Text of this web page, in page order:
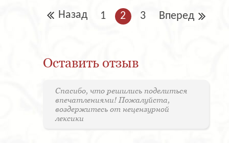
Назад 1 2 3 Вперед
Оставить отзыв
Спасибо, что решились поделиться
впечатлениями! Пожалуйста,
воздержитесь от нецензурной
лексики